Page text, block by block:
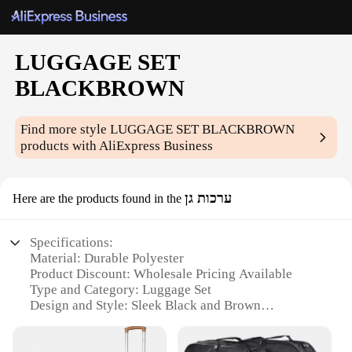
LUGGAGE SET
BLACKBROWN
Find more styleLUGGAGE SET BLACKBROWN
products with AliExpress Business
Here are the products found in the ערכות גן
Specifications:
Material: Durable Polyester
Product Discount: Wholesale Pricing Available
Type and Category: Luggage Set
Design and Style: Sleek Black and Brown
Usage and Purpose: Travel and Storage